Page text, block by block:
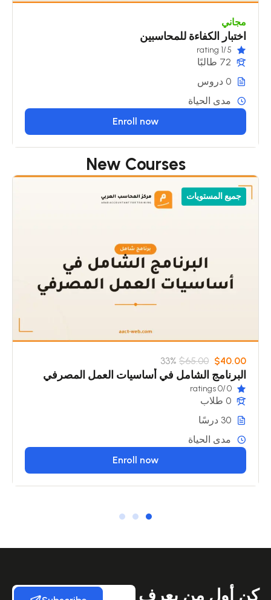
مجاني
اختبار الكفاءة للمحاسبين
5
/1 rating
72 طالبًا
0 دروس
مدى الحياة
Enroll now
New Courses
جميع المستويات
$65.00 $40.00
33%
البرنامج الشامل في أساسيات العمل المصرفي
0
/0 ratings
0 طلاب
30 درسًا
مدى الحياة
Enroll now
كن أول من يعرف